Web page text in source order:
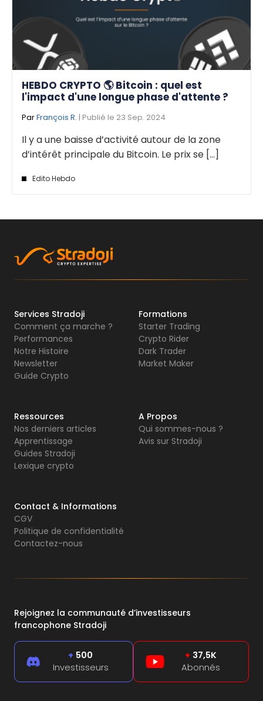
HEBDO CRYPTO 🌎 Bitcoin : quel est
l'impact d'une longue phase d'attente ?
ParFrançois R. | Publié le 23 Sep. 2024
Il y a une baisse d’activité autour de la zone
d’intérêt principale du Bitcoin. Le prix se [...]
Edito Hebdo
Services Stradoji
Comment ça marche ?
Performances
Notre Histoire
Newsletter
Guide Crypto
Formations
Starter Trading
Crypto Rider
Dark Trader
Market Maker
Ressources
Nos derniers articles
Apprentissage
Guides Stradoji
Lexique crypto
A Propos
Qui sommes-nous ?
Avis sur Stradoji
Contact & Informations
CGV
Politique de confidentialité
Contactez-nous
Rejoignez la communauté d’investisseurs
francophone Stradoji
+ 500
Investisseurs
+ 37,5K
Abonnés